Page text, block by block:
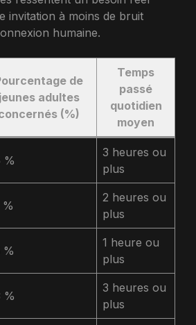
invitation à moins de bruit
humaine.
de
jeunes adultes
(%)
Temps
passé
quotidien
moyen
%
3 heures ou
plus
%
2 heures ou
plus
%
1 heure ou
plus
%
3 heures ou
plus